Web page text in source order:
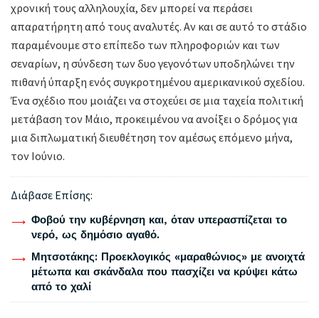
χρονική τους αλληλουχία, δεν μπορεί να περάσει
απαρατήρητη από τους αναλυτές. Αν και σε αυτό το στάδιο
παραμένουμε στο επίπεδο των πληροφοριών και των
σεναρίων, η σύνδεση των δυο γεγονότων υποδηλώνει την
πιθανή ύπαρξη ενός συγκροτημένου αμερικανικού σχεδίου.
Ένα σχέδιο που μοιάζει να στοχεύει σε μια ταχεία πολιτική
μετάβαση τον Μάιο, προκειμένου να ανοίξει ο δρόμος για
μια διπλωματική διευθέτηση τον αμέσως επόμενο μήνα,
τον Ιούνιο.
Διάβασε Επίσης:
Φοβού την κυβέρνηση και, όταν υπερασπίζεται το
νερό, ως δημόσιο αγαθό.
Μητσοτάκης: Προεκλογικός «μαραθώνιος» με ανοιχτά
μέτωπα και σκάνδαλα που πασχίζει να κρύψει κάτω
από το χαλί